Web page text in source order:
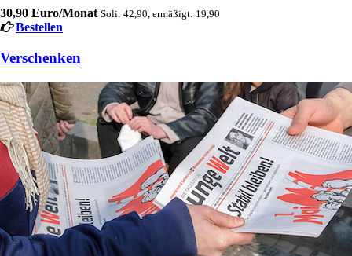
30,90 Euro/Monat Soli: 42,90, ermäßigt: 19,90
Bestellen
Verschenken